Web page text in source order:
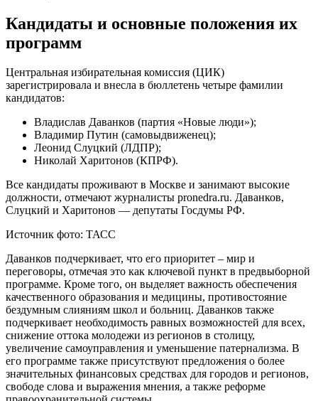
Кандидаты и основные положения их
программ
Центральная избирательная комиссия (ЦИК)
зарегистрировала и внесла в бюллетень четыре фамилии
кандидатов:
Владислав Даванков (партия «Новые люди»);
Владимир Путин (самовыдвиженец);
Леонид Слуцкий (ЛДПР);
Николай Харитонов (КПРФ).
Все кандидаты проживают в Москве и занимают высокие
должности, отмечают журналисты pronedra.ru. Даванков,
Слуцкий и Харитонов — депутаты Госдумы РФ.
Источник фото: ТАСС
Даванков подчеркивает, что его приоритет – мир и
переговоры, отмечая это как ключевой пункт в предвыборной
программе. Кроме того, он выделяет важность обеспечения
качественного образования и медицины, противостояние
бездумным слияниям школ и больниц. Даванков также
подчеркивает необходимость равных возможностей для всех,
снижение оттока молодежи из регионов в столицу,
увеличение самоуправления и уменьшение патернализма. В
его программе также присутствуют предложения о более
значительных финансовых средствах для городов и регионов,
свободе слова и выражения мнения, а также реформе